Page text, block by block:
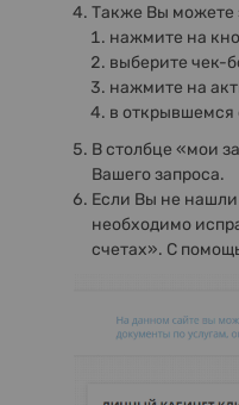
Также Вы можете
нажмите на
выберите чек-
нажмите на
в открывшемся
В столбце «мои
Вашего запроса.
Если Вы не нашли
необходимо
счетах». С